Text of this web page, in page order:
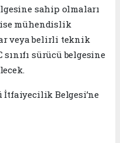
sahip olmaları
mühendislik
veya belirli teknik
sürücü belgesine
İtfaiyecilik Belgesi’ne